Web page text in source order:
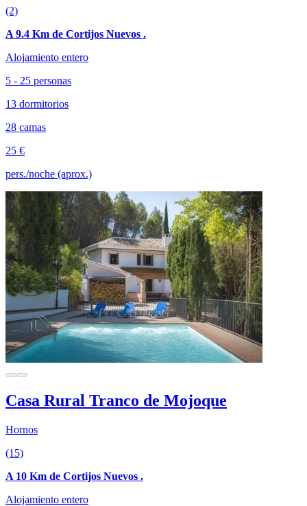
(2)
A 9.4 Km de Cortijos Nuevos .
Alojamiento entero
5 - 25 personas
13 dormitorios
28 camas
25 €
pers./noche (aprox.)
Casa Rural Tranco de Mojoque
Hornos
(15)
A 10 Km de Cortijos Nuevos .
Alojamiento entero